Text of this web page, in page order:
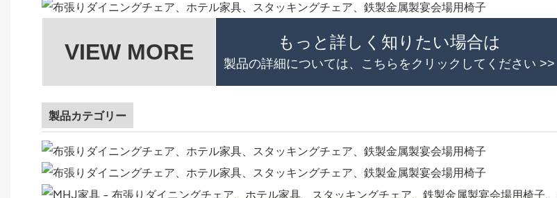
VIEW MORE もっと詳しく知りたい場合は
製品の詳細については、こちらをクリックしてください >>
製品カテゴリー